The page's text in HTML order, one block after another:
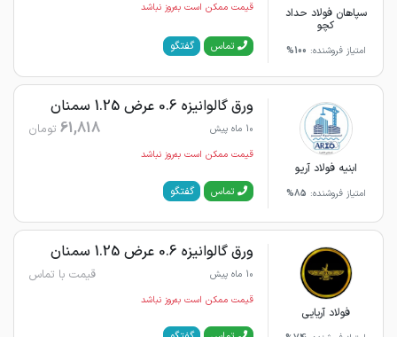
سپاهان فولاد حداد
کچو
امتیاز فروشنده: 100%
قیمت ممکن است به‌روز نباشد
تماس گفتگو
ابنیه فولاد آریو
امتیاز فروشنده: 85%
ورق گالوانیزه 0.6 عرض 1.25 سمنان
10 ماه پیش 61,818 تومان
قیمت ممکن است به‌روز نباشد
تماس گفتگو
فولاد آریایی
ورق گالوانیزه 0.6 عرض 1.25 سمنان
10 ماه پیش قیمت با تماس
قیمت ممکن است به‌روز نباشد